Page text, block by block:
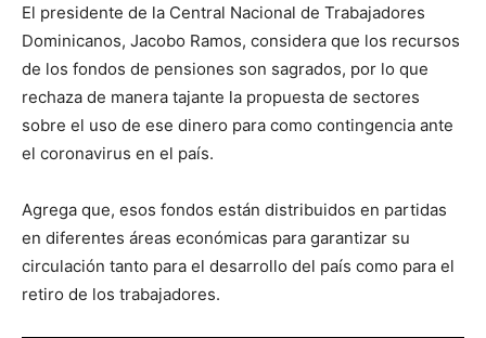
El presidente de la Central Nacional de Trabajadores
Dominicanos, Jacobo Ramos, considera que los recursos
de los fondos de pensiones son sagrados, por lo que
rechaza de manera tajante la propuesta de sectores
sobre el uso de ese dinero para como contingencia ante
el coronavirus en el país.
Agrega que, esos fondos están distribuidos en partidas
en diferentes áreas económicas para garantizar su
circulación tanto para el desarrollo del país como para el
retiro de los trabajadores.